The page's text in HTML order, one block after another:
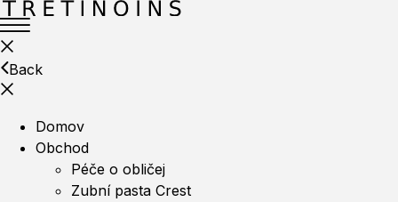
Back
Domov
Obchod
Péče o obličej
Zubní pasta Crest